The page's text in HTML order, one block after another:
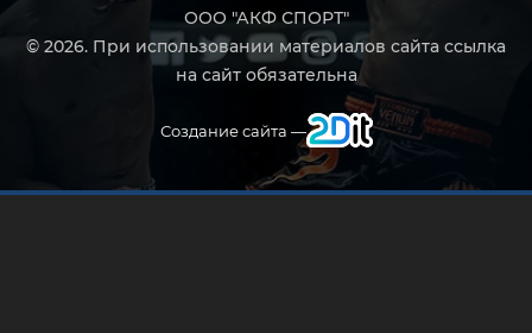
ООО "АКФ СПОРТ"
© 2026. При использовании материалов сайта ссылка
на сайт обязательна
Создание сайта —